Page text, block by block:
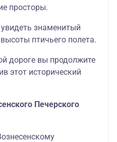
просторы.
знаменитый
птичьего полета.
дороге вы продолжите
этот исторический
Печерского